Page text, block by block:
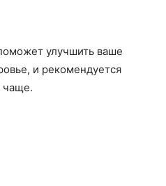
улучшить ваше
и рекомендуется
чаще.